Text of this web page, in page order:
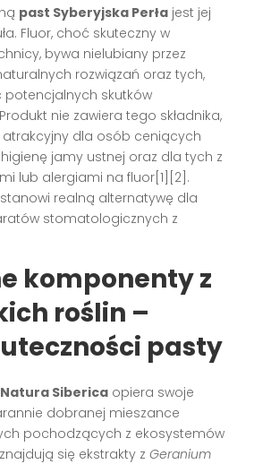
past Syberyjska Perła jest jej
Fluor, choć skuteczny w
bywa nielubiany przez
rozwiązań oraz tych,
potencjalnych skutków
nie zawiera tego składnika,
atrakcyjny dla osób ceniących
jamy ustnej oraz dla tych z
lub alergiami na fluor[1][2].
realną alternatywę dla
stomatologicznych z
komponenty z
roślin –
pasty
Siberica opiera swoje
dobranej mieszance
pochodzących z ekosystemów
znajdują się ekstrakty zGeranium